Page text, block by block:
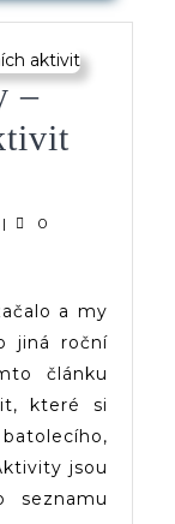
–
Verča
|
0
a my
jiná roční
článku
které si
jsou
seznamu